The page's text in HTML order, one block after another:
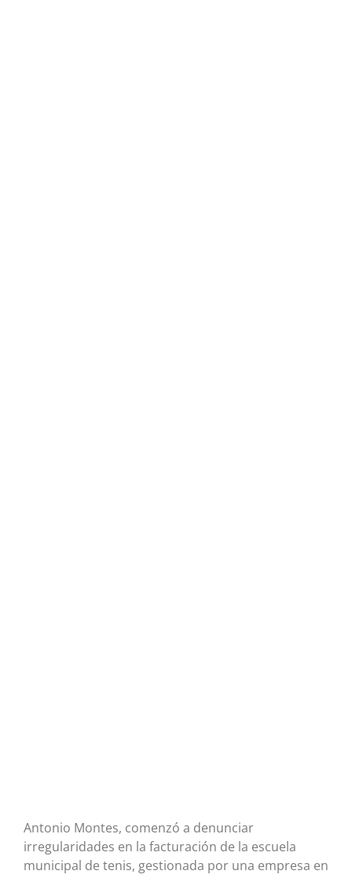
Antonio Montes, comenzó a denunciar
irregularidades en la facturación de la escuela
municipal de tenis, gestionada por una empresa en